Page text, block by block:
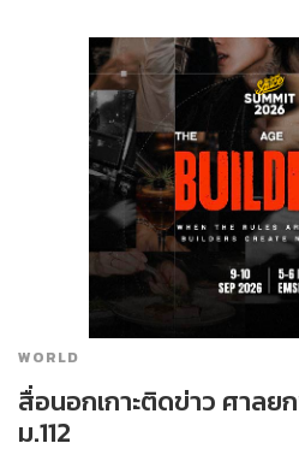
WORLD
สื่อนอกเกาะติดข่าว ศาล
ม.112